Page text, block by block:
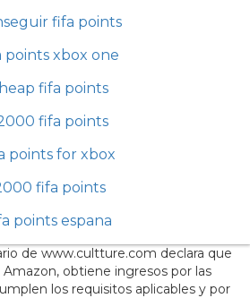
fifa points
points xbox one
fifa points
fifa points
points for xbox
fifa points
points espana
de www.cultture.com declara que
obtiene ingresos por las
los requisitos aplicables y por